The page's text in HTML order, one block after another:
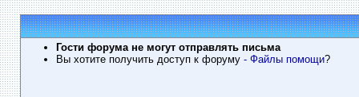
Гости форума не могут отправлять письма
Вы хотите получить доступ к форуму - Файлы помощи?